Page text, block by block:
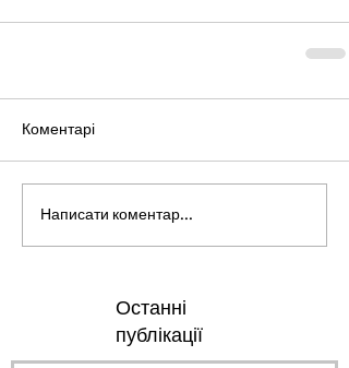
Коментарі
Написати коментар...
Останні
публікації